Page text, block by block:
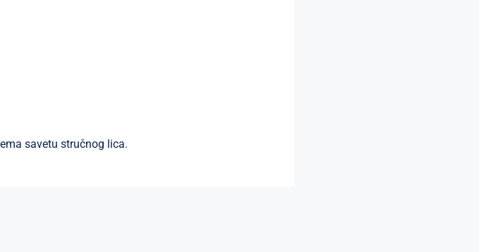
savetu stručnog lica.